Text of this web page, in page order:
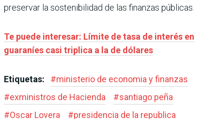
preservar la sostenibilidad de las finanzas públicas.
Te puede interesar: Límite de tasa de interés en
guaraníes casi triplica a la de dólares
Etiquetas: #ministerio de economia y finanzas
#exministros de Hacienda #santiago peña
#Oscar Lovera #presidencia de la republica